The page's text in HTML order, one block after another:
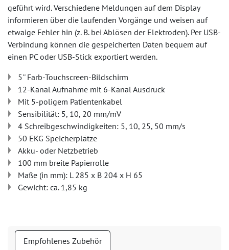
geführt wird. Verschiedene Meldungen auf dem Display
informieren über die laufenden Vorgänge und weisen auf
etwaige Fehler hin (z. B. bei Ablösen der Elektroden). Per USB-
Verbindung können die gespeicherten Daten bequem auf
einen PC oder USB-Stick exportiert werden.
5'' Farb-Touchscreen-Bildschirm
12-Kanal Aufnahme mit 6-Kanal Ausdruck
Mit 5-poligem Patientenkabel
Sensibilität: 5, 10, 20 mm/mV
4 Schreibgeschwindigkeiten: 5, 10, 25, 50 mm/s
50 EKG Speicherplätze
Akku- oder Netzbetrieb
100 mm breite Papierrolle
Maße (in mm): L 285 x B 204 x H 65
Gewicht: ca. 1,85 kg
Empfohlenes Zubehör